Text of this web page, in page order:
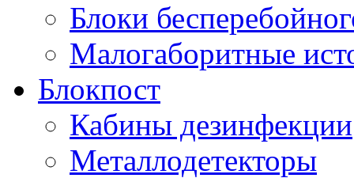
Блоки
Малогаборитные
Блокпост
Кабины дезинфекции
Металлодетекторы